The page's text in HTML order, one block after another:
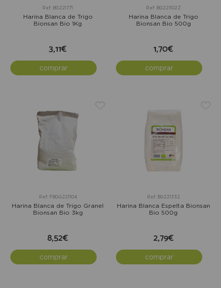
Ref: BG221771
Harina Blanca de Trigo
Bionsan Bio 1Kg
3,11€
comprar
Ref: BG221102Z
Harina Blanca de Trigo
Bionsan Bio 500g
1,70€
comprar
Ref: FBGG221104
Harina Blanca de Trigo Granel
Bionsan Bio 3kg
8,52€
comprar
Ref: BG221332
Harina Blanca Espelta Bionsan
Bio 500g
2,79€
comprar